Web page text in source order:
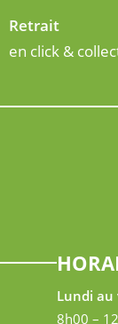
Retrait
en click &
Lundi au
8h00 –